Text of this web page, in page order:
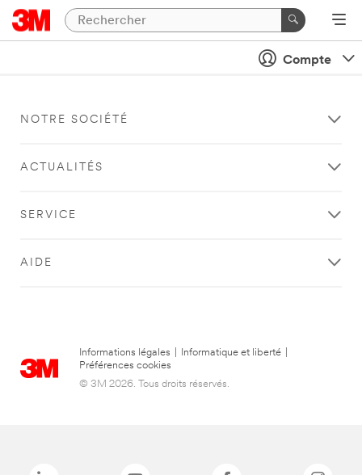
Compte
NOTRE SOCIÉTÉ
ACTUALITÉS
SERVICE
AIDE
Informations légales Informatique et liberté
Préférences cookies
© 3M 2026. Tous droits réservés.